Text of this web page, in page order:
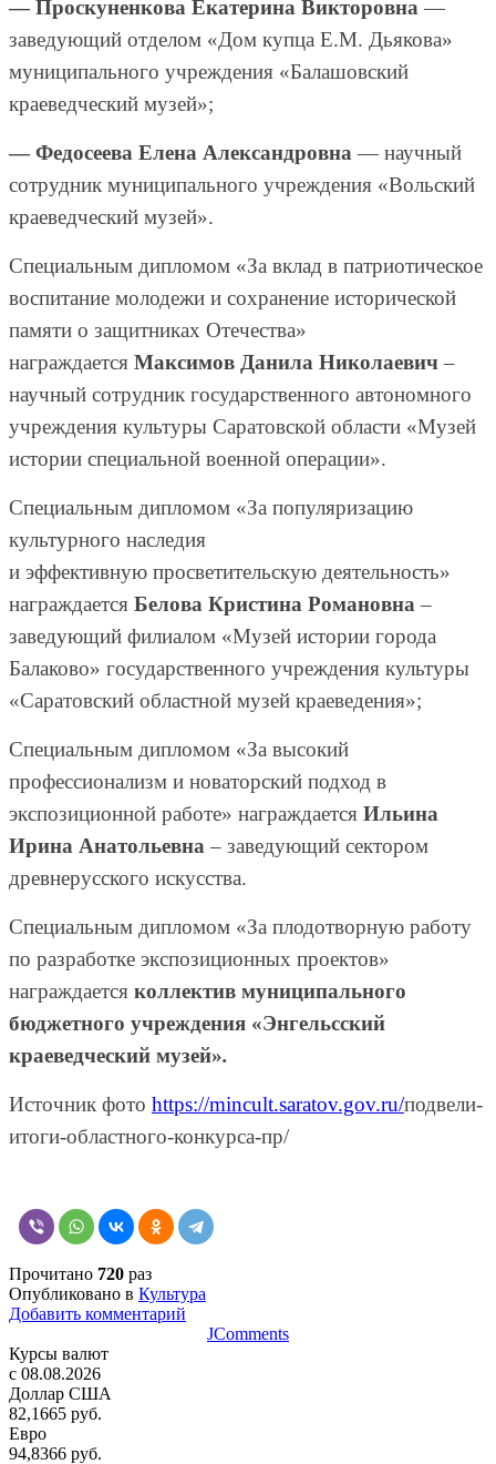
— Проскуненкова Екатерина Викторовна —
заведующий отделом «Дом купца Е.М. Дьякова»
муниципального учреждения «Балашовский
краеведческий музей»;
— Федосеева Елена Александровна — научный
сотрудник муниципального учреждения «Вольский
краеведческий музей».
Специальным дипломом «За вклад в патриотическое
воспитание молодежи и сохранение исторической
памяти о защитниках Отечества»
награждается Максимов Данила Николаевич –
научный сотрудник государственного автономного
учреждения культуры Саратовской области «Музей
истории специальной военной операции».
Специальным дипломом «За популяризацию
культурного наследия
и эффективную просветительскую деятельность»
награждается Белова Кристина Романовна –
заведующий филиалом «Музей истории города
Балаково» государственного учреждения культуры
«Саратовский областной музей краеведения»;
Специальным дипломом «За высокий
профессионализм и новаторский подход в
экспозиционной работе» награждается Ильина
Ирина Анатольевна – заведующий сектором
древнерусского искусства.
Специальным дипломом «За плодотворную работу
по разработке экспозиционных проектов»
награждается коллектив муниципального
бюджетного учреждения «Энгельсский
краеведческий музей».
Источник фото https://mincult.saratov.gov.ru/подвели-
итоги-областного-конкурса-пр/
Прочитано 720 раз
Опубликовано в Культура
Добавить комментарий
JComments
Курсы валют
c 08.08.2026
Доллар США
82,1665 руб.
Евро
94,8366 руб.